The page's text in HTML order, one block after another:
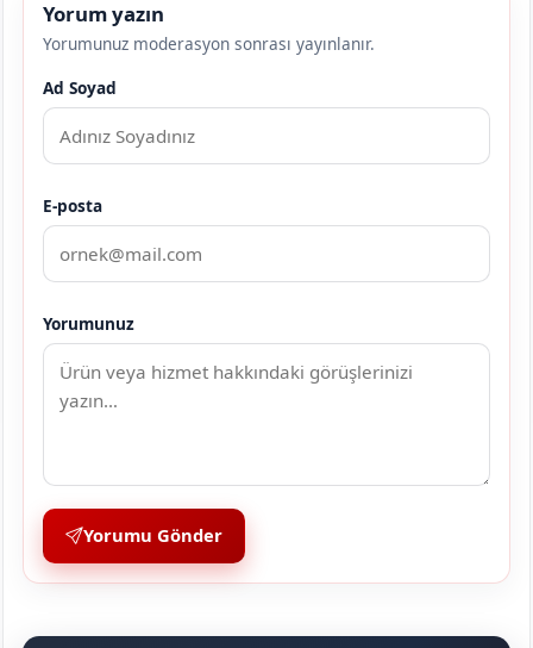
Yorum yazın
Yorumunuz moderasyon sonrası yayınlanır.
Ad Soyad
E-posta
Yorumunuz
Yorumu Gönder